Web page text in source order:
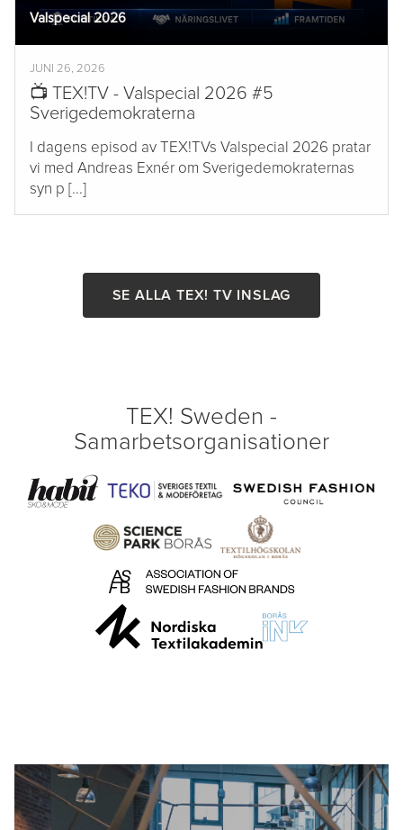
Valspecial 2026
JUNI 26, 2026
📺 TEX!TV - Valspecial 2026 #5
Sverigedemokraterna
I dagens episod av TEX!TVs Valspecial 2026 pratar
vi med Andreas Exnér om Sverigedemokraternas
syn p [...]
SE ALLA TEX! TV INSLAG
TEX! Sweden -
Samarbetsorganisationer